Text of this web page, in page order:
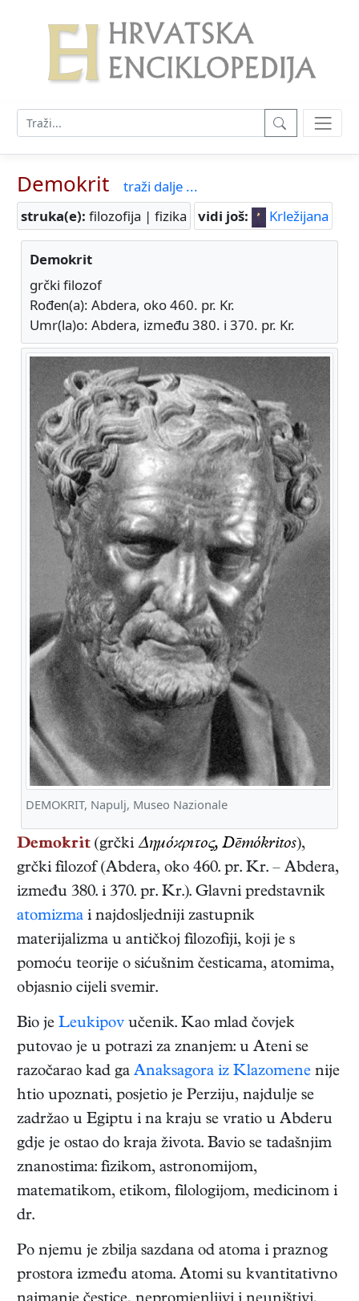
Demokrit
traži dalje ...
struka(e): filozofija | fizika vidi još: Krležijana
Demokrit
grčki filozof
Rođen(a): Abdera, oko 460. pr. Kr.
Umr(la)o: Abdera, između 380. i 370. pr. Kr.
DEMOKRIT, Napulj, Museo Nazionale
Demokrit (grčki Δημόϰρıτος, Dēmókritos),
grčki filozof (Abdera, oko 460. pr. Kr. – Abdera,
između 380. i 370. pr. Kr.). Glavni predstavnik
atomizma i najdosljedniji zastupnik
materijalizma u antičkoj filozofiji, koji je s
pomoću teorije o sićušnim česticama, atomima,
objasnio cijeli svemir.
Bio je Leukipov učenik. Kao mlad čovjek
putovao je u potrazi za znanjem: u Ateni se
razočarao kad ga Anaksagora iz Klazomene nije
htio upoznati, posjetio je Perziju, najdulje se
zadržao u Egiptu i na kraju se vratio u Abderu
gdje je ostao do kraja života. Bavio se tadašnjim
znanostima: fizikom, astronomijom,
matematikom, etikom, filologijom, medicinom i
dr.
Po njemu je zbilja sazdana od atoma i praznog
prostora između atoma. Atomi su kvantitativno